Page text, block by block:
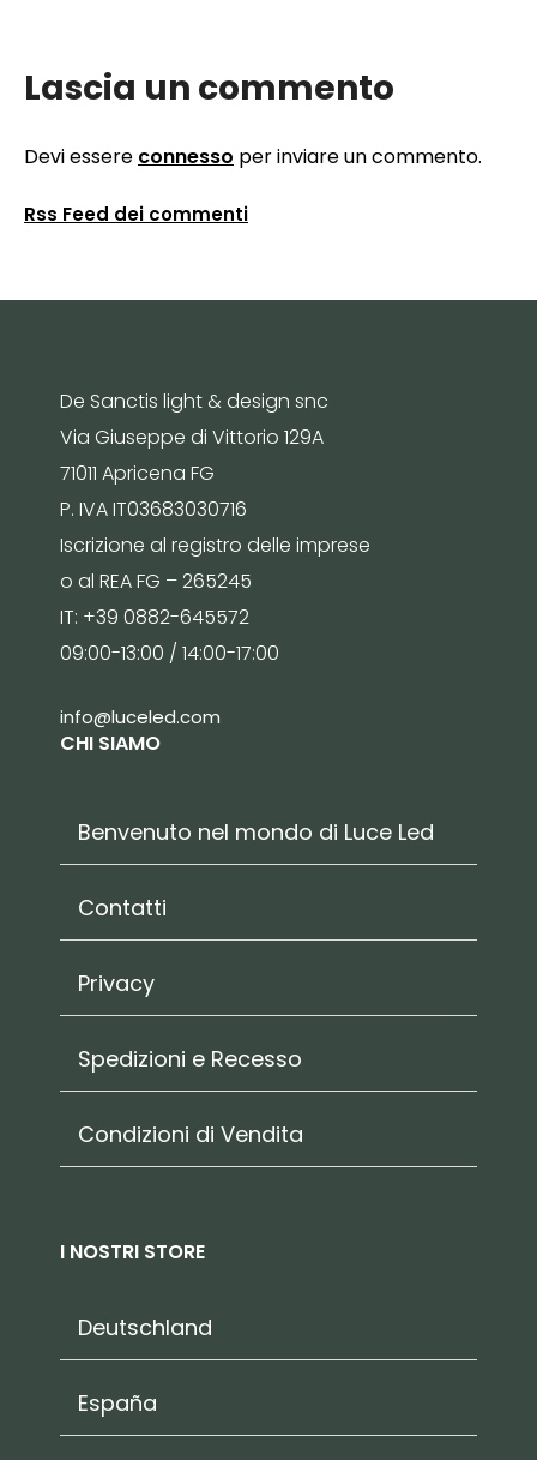
Lascia un commento
Devi essere connesso per inviare un commento.
Rss Feed dei commenti
De Sanctis light & design snc
Via Giuseppe di Vittorio 129A
71011 Apricena FG
P. IVA IT03683030716
Iscrizione al registro delle imprese
o al REA FG – 265245
IT: +39 0882-645572
09:00-13:00 / 14:00-17:00
info@luceled.com
CHI SIAMO
Benvenuto nel mondo di Luce Led
Contatti
Privacy
Spedizioni e Recesso
Condizioni di Vendita
I NOSTRI STORE
Deutschland
España